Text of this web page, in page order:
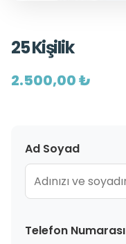
25 Kişilik
2.500,00 ₺
Ad Soyad
Telefon Numarası